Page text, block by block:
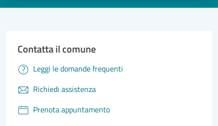
Contatta il comune
Leggi le domande frequenti
Richiedi assistenza
Prenota appuntamento